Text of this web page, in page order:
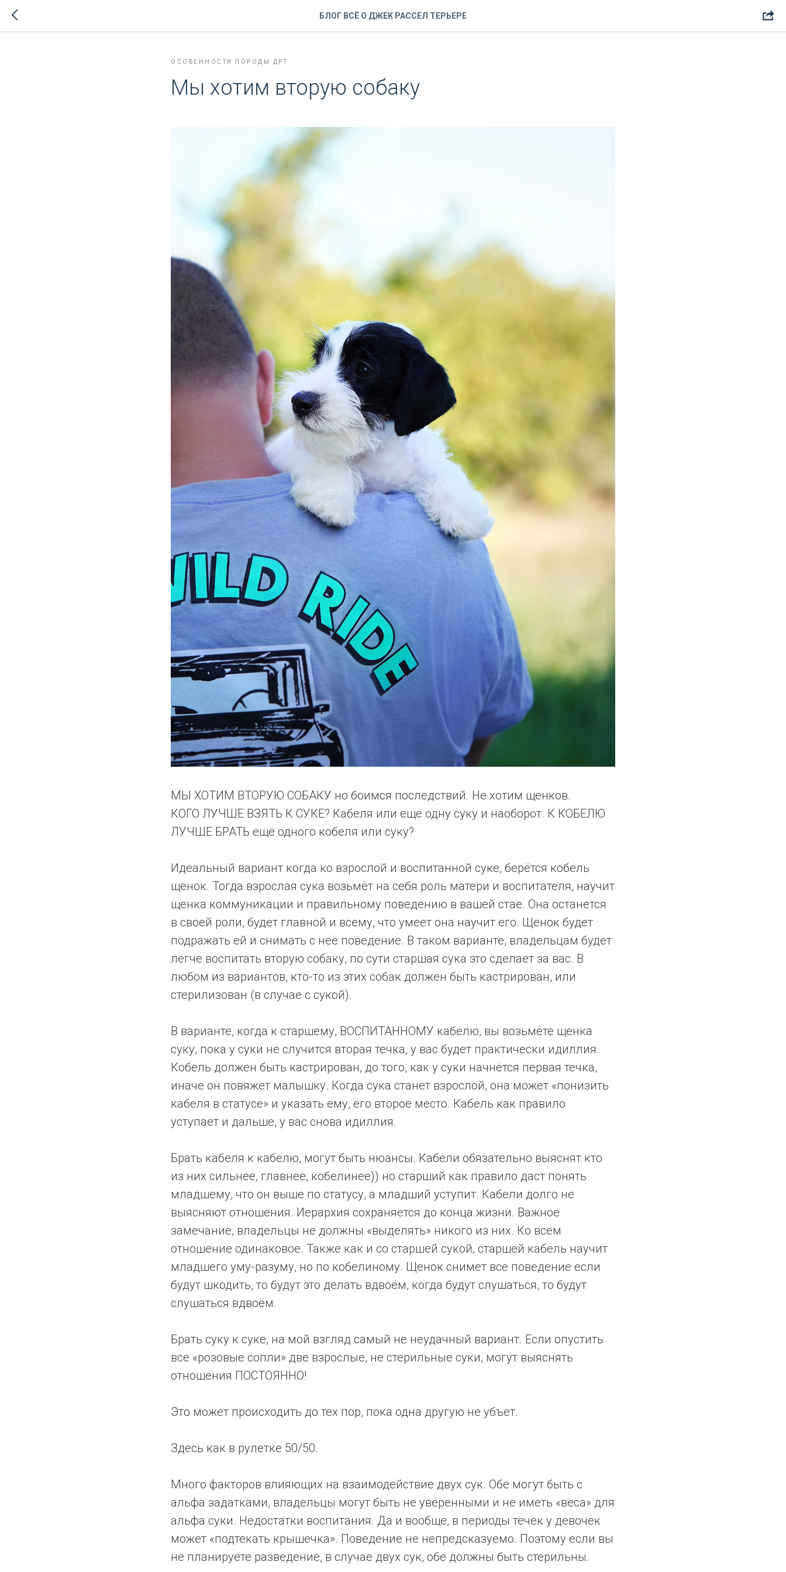
БЛОГ ВСЁ О ДЖЕК РАССЕЛ ТЕРЬЕРЕ
ОСОБЕННОСТИ ПОРОДЫ ДРТ
Мы хотим вторую собаку
МЫ ХОТИМ ВТОРУЮ СОБАКУ но боимся последствий. Не хотим щенков.
КОГО ЛУЧШЕ ВЗЯТЬ К СУКЕ? Кабеля или ещё одну суку и наоборот. К КОБЕЛЮ
ЛУЧШЕ БРАТЬ ещё одного кобеля или суку?
Идеальный вариант когда ко взрослой и воспитанной суке, берётся кобель
щенок. Тогда взрослая сука возьмёт на себя роль матери и воспитателя, научит
щенка коммуникации и правильному поведению в вашей стае. Она останется
в своей роли, будет главной и всему, что умеет она научит его. Щенок будет
подражать ей и снимать с неё поведение. В таком варианте, владельцам будет
легче воспитать вторую собаку, по сути старшая сука это сделает за вас. В
любом из вариантов, кто-то из этих собак должен быть кастрирован, или
стерилизован (в случае с сукой).
В варианте, когда к старшему, ВОСПИТАННОМУ кабелю, вы возьмёте щенка
суку, пока у суки не случится вторая течка, у вас будет практически идиллия.
Кобель должен быть кастрирован, до того, как у суки начнётся первая течка,
иначе он повяжет малышку. Когда сука станет взрослой, она может «понизить
кабеля в статусе» и указать ему, его второе место. Кабель как правило
уступает и дальше, у вас снова идиллия.
Брать кабеля к кабелю, могут быть нюансы. Кабели обязательно выяснят кто
из них сильнее, главнее, кобелинее)) но старший как правило даст понять
младшему, что он выше по статусу, а младший уступит. Кабели долго не
выясняют отношения. Иерархия сохраняется до конца жизни. Важное
замечание, владельцы не должны «выделять» никого из них. Ко всем
отношение одинаковое. Также как и со старшей сукой, старшей кабель научит
младшего уму-разуму, но по кобелиному. Щенок снимет все поведение если
будут шкодить, то будут это делать вдвоём, когда будут слушаться, то будут
слушаться вдвоём.
Брать суку к суке, на мой взгляд самый не неудачный вариант. Если опустить
все «розовые сопли» две взрослые, не стерильные суки, могут выяснять
отношения ПОСТОЯННО!
Это может происходить до тех пор, пока одна другую не убъет.
Здесь как в рулетке 50/50.
Много факторов влияющих на взаимодействие двух сук. Обе могут быть с
альфа задатками, владельцы могут быть не уверенными и не иметь «веса» для
альфа суки. Недостатки воспитания. Да и вообще, в периоды течек у девочек
может «подтекать крышечка». Поведение не непредсказуемо. Поэтому если вы
не планируете разведение, в случае двух сук, обе должны быть стерильны.